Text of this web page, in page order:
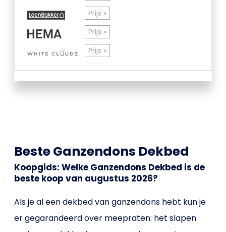
Prijs »
Prijs »
Prijs »
Beste Ganzendons Dekbed
Koopgids: Welke Ganzendons Dekbed is de
beste koop van augustus 2026?
Als je al een dekbed van ganzendons hebt kun je
er gegarandeerd over meepraten: het slapen